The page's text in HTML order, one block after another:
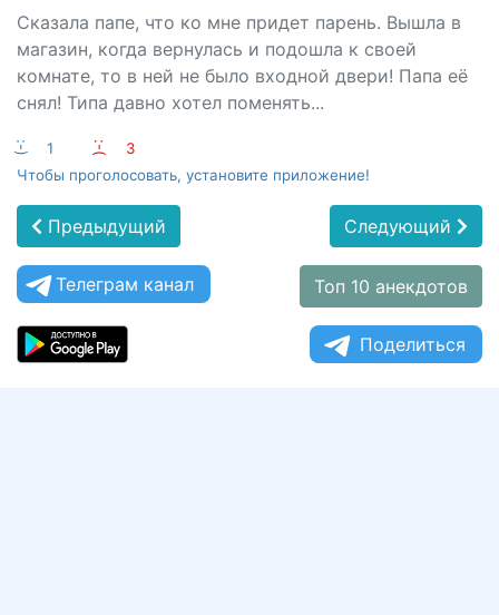
Сказала папе, что ко мне придет парень. Вышла в
магазин, когда вернулась и подошла к своей
комнате, то в ней не было входной двери! Папа её
снял! Типа давно хотел поменять...
:-) 1 :-(
3
Чтобы проголосовать, установите приложение!
Предыдущий Следующий
Телеграм канал Топ 10 анекдотов
Поделиться